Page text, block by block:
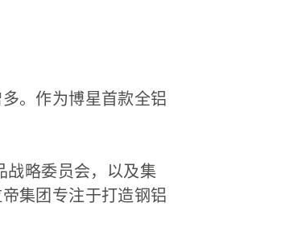
。作为博星首款全铝
战略委员会，以及集
集团专注于打造钢铝